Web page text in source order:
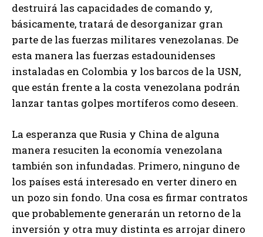
destruirá las capacidades de comando y,
básicamente, tratará de desorganizar gran
parte de las fuerzas militares venezolanas. De
esta manera las fuerzas estadounidenses
instaladas en Colombia y los barcos de la USN,
que están frente a la costa venezolana podrán
lanzar tantas golpes mortíferos como deseen.
La esperanza que Rusia y China de alguna
manera resuciten la economía venezolana
también son infundadas. Primero, ninguno de
los países está interesado en verter dinero en
un pozo sin fondo. Una cosa es firmar contratos
que probablemente generarán un retorno de la
inversión y otra muy distinta es arrojar dinero